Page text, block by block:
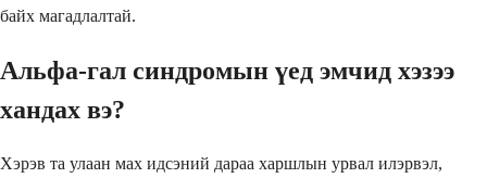
байх магадлалтай.
Альфа-гал синдромын үед эмчид хэзээ
хандах вэ?
Хэрэв та улаан мах идсэний дараа харшлын урвал илэрвэл,